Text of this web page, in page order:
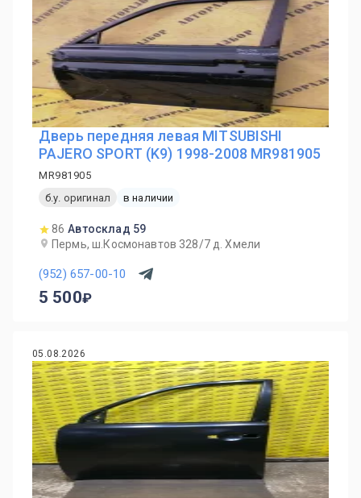
Дверь передняя левая MITSUBISHI
PAJERO SPORT (K9) 1998-2008 MR981905
MR981905
б.у. оригинал
в наличии
86 Автосклад 59
Пермь, ш.Космонавтов 328/7 д. Хмели
(952) 657-00-10
5 500
05.08.2026